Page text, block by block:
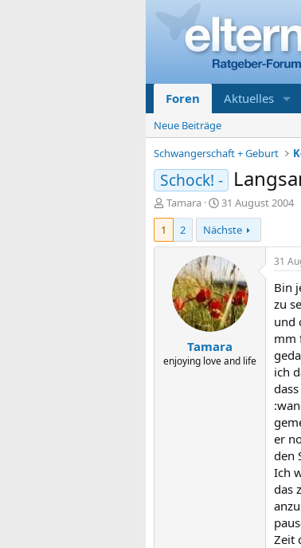
Foren Aktuelles
Neue Beiträge
Schwangerschaft + Geburt
Schock! -
E
r
t
Tamara
E
r
s
t
e
l
l
t
a
m
31 August 2004
1
2 Nächste
Tamara
enjoying love and life
31
Bin
zu
und
mm
ich
er
den
Ich
das
Zeit